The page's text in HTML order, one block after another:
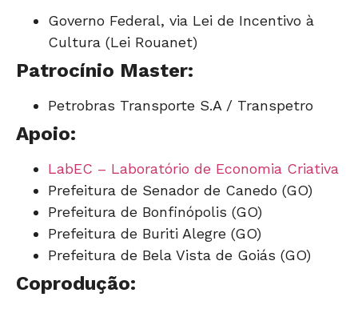
Governo Federal, via Lei de Incentivo à
Cultura (Lei Rouanet)
Patrocínio Master:
Petrobras Transporte S.A / Transpetro
Apoio:
LabEC – Laboratório de Economia Criativa
Prefeitura de Senador de Canedo (GO)
Prefeitura de Bonfinópolis (GO)
Prefeitura de Buriti Alegre (GO)
Prefeitura de Bela Vista de Goiás (GO)
Coprodução: